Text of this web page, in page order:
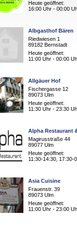
Heute geöffnet:
16:00 Uhr - 00:00
Albgasthof Bären
Riedwiesen 1
89182 Bernstadt
Heute geöffnet:
11:00 Uhr - 00:00
Allgäuer Hof
Fischergasse 12
89073 Ulm
Heute geöffnet:
11:30 Uhr - 23:30
Alpha Restaurant
Magirusstraße 44
89077 Ulm
Heute geöffnet:
11:30-14:30, 17:30-
Asia Cuisine
Frauenstr. 39
89073 Ulm
Heute geöffnet:
11:00 Uhr - 23:00